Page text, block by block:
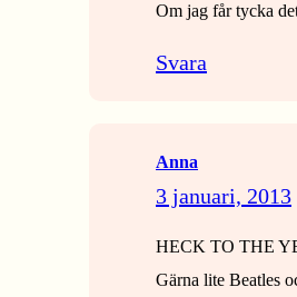
Om jag får tycka
Svara
Anna
3 januari, 2013
HECK TO THE
Gärna lite Beatles